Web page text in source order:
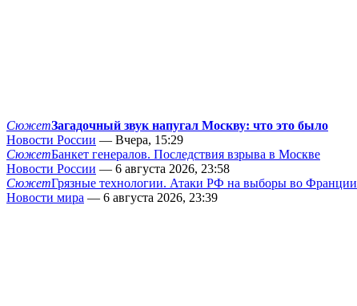
СюжетЗагадочный звук напугал Москву: что это было
Новости России — Вчера, 15:29
СюжетБанкет генералов. Последствия взрыва в Москве
Новости России — 6 августа 2026, 23:58
СюжетГрязные технологии. Атаки РФ на выборы во Франции
Новости мира — 6 августа 2026, 23:39